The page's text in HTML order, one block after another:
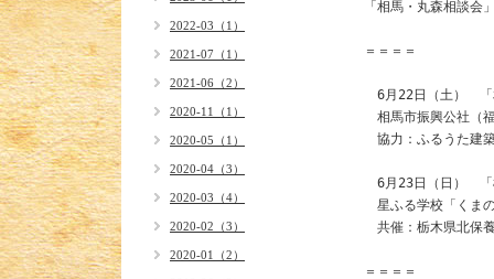
「相馬・丸森相談会
＝＝＝＝
6月22日（土）　
相馬市振興公社（
協力：ふるうた建
6月23日（日）　
星ふる学校「くま
共催：栃木県北保
＝＝＝＝
2022-03（1）
2021-07（1）
2021-06（2）
2020-11（1）
2020-05（1）
2020-04（3）
2020-03（4）
2020-02（3）
2020-01（2）